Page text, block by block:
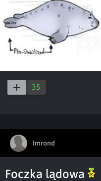
35
Imrond
Foczka lądowa